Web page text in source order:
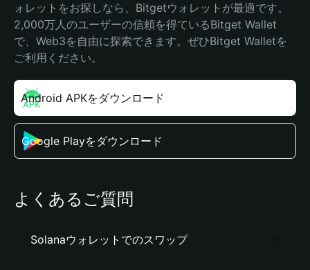
ォレットをお探しなら、Bitgetウォレットが最適です。
2,000万人のユーザーの信頼を得ているBitget Wallet
で、Web3を自由に探索できます。ぜひBitget Walletを
ご利用ください。
Android APKをダウンロード
Google Playをダウンロード
よくあるご質問
Solanaウォレットでのスワップ